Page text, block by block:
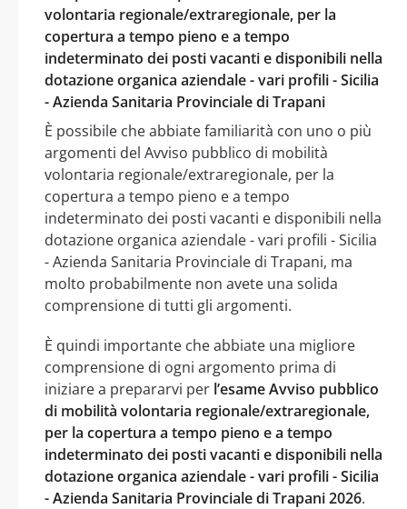
volontaria regionale/extraregionale, per la
copertura a tempo pieno e a tempo
indeterminato dei posti vacanti e disponibili nella
dotazione organica aziendale - vari profili - Sicilia
- Azienda Sanitaria Provinciale di Trapani
È possibile che abbiate familiarità con uno o più
argomenti del Avviso pubblico di mobilità
volontaria regionale/extraregionale, per la
copertura a tempo pieno e a tempo
indeterminato dei posti vacanti e disponibili nella
dotazione organica aziendale - vari profili - Sicilia
- Azienda Sanitaria Provinciale di Trapani, ma
molto probabilmente non avete una solida
comprensione di tutti gli argomenti.
È quindi importante che abbiate una migliore
comprensione di ogni argomento prima di
iniziare a prepararvi per l’esame Avviso pubblico
di mobilità volontaria regionale/extraregionale,
per la copertura a tempo pieno e a tempo
indeterminato dei posti vacanti e disponibili nella
dotazione organica aziendale - vari profili - Sicilia
- Azienda Sanitaria Provinciale di Trapani 2026.